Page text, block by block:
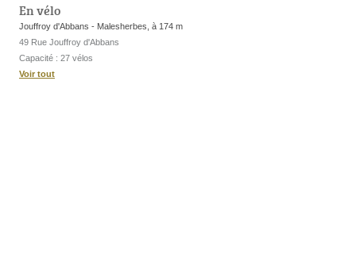
En vélo
Jouffroy d'Abbans - Malesherbes, à 174 m
49 Rue Jouffroy d'Abbans
Capacité : 27 vélos
Voir tout